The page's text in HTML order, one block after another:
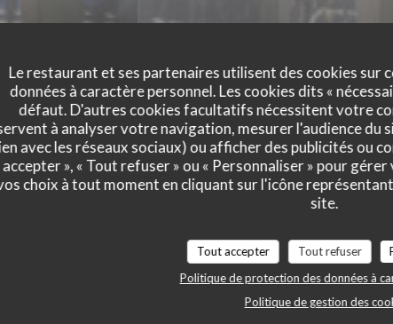
Le restaurant et ses partenaires utilisent des cookies sur
données à caractère personnel. Les cookies dits «
défaut. D'autres cookies facultatifs nécessitent votre
à analyser votre navigation, mesurer l'audience du
avec les réseaux sociaux) ou afficher des publicités ou
accepter », « Tout refuser » ou « Personnaliser » pour
choix à tout moment en cliquant sur l'icône représentant
site.
Tout accepter Tout refuser
Politique de protection des données à
Politique de gestion des
des